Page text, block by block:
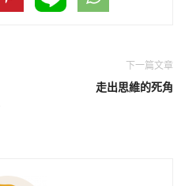
下一篇文章
走出思維的死角